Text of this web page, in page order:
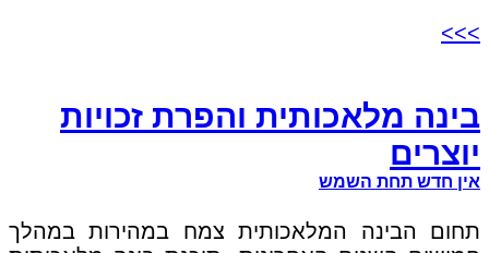
>>>
בינה מלאכותית והפרת זכויות
יוצרים
אין חדש תחת השמש
תחום הבינה המלאכותית צמח במהירות במהלך